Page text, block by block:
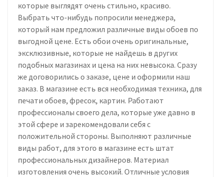
которые выглядят очень стильно, красиво.
Выбрать что-нибудь попросили менеджера,
который нам предложил различные виды обоев по
выгодной цене. Есть обои очень оригинальные,
эксклюзивные, которые не найдешь в других
подобных магазинах и цена на них невысока. Сразу
же договорились о заказе, цене и оформили наш
заказ. В магазине есть вся необходимая техника, для
печати обоев, фресок, картин. Работают
профессионалы своего дела, которые уже давно в
этой сфере и зарекомендовали себя с
положительной стороны. Выполняют различные
виды работ, для этого в магазине есть штат
профессиональных дизайнеров. Материал
изготовления очень высокий. Отличные условия